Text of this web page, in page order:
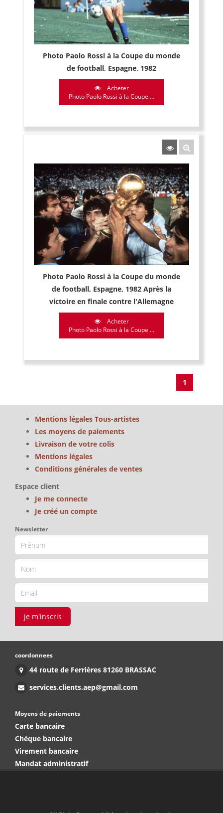
Photo Paolo Rossi à la Coupe du monde
de football, Espagne, 1982
Acheter
Photo Paolo Rossi à la Coupe ...
Photo Paolo Rossi à la Coupe du monde
de football, Espagne, 1982 Après la
victoire en finale contre l'Allemagne
Acheter
Photo Paolo Rossi à la Coupe ...
1
Mentions légales Tous-artistes
Les moyens de paiements
Livraison de votre colis
Mentions légales
Conditions générales de ventes
Espace client
Je me connecte
Je créé un compte
Newsletter
je m'inscris
coordonnees
44 route de Ferrières 81260 BRASSAC
services.clients.aep@gmail.com
Moyens de paiements
Carte bancaire
Chèque bancaire
Virement bancaire
Mandat administratif